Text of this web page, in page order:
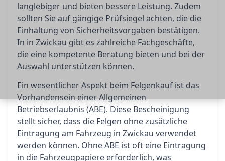
langlebiger und bieten bessere Leistung. Zudem
sollten Sie auf gängige Prüfsiegel achten, die die
Einhaltung von Sicherheitsvorgaben bestätigen.
In in Zwickau gibt es zahlreiche Fachgeschäfte,
die eine kompetente Beratung bieten und bei der
Auswahl unterstützen können.
Ein wesentlicher Aspekt beim Felgenkauf ist das
Vorhandensein einer Allgemeinen
Betriebserlaubnis (ABE). Diese Bescheinigung
stellt sicher, dass die Felgen ohne zusätzliche
Eintragung am Fahrzeug in Zwickau verwendet
werden können. Ohne ABE ist oft eine Eintragung
in die Fahrzeugpapiere erforderlich, was